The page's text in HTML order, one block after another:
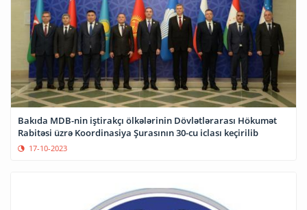
Bakıda MDB-nin iştirakçı ölkələrinin Dövlətlərarası Hökumət
Rabitəsi üzrə Koordinasiya Şurasının 30-cu iclası keçirilib
17-10-2023